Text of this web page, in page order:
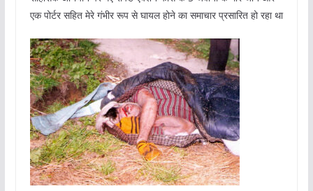
एक पोर्टर सहित मेरे गंभीर रूप से घायल होने का समाचार प्रसारित हो रहा था